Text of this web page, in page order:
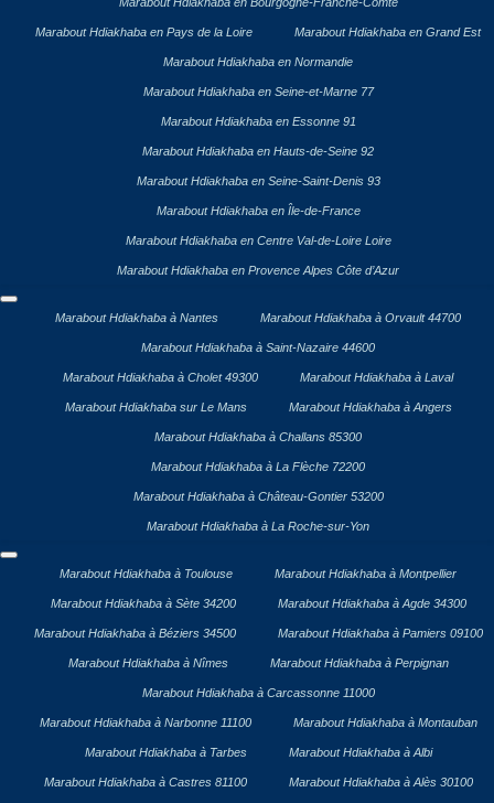
Marabout Hdiakhaba en Pays de la Loire Marabout Hdiakhaba en Grand Est
Marabout Hdiakhaba en Normandie
Marabout Hdiakhaba en Seine-et-Marne 77
Marabout Hdiakhaba en Essonne 91
Marabout Hdiakhaba en Hauts-de-Seine 92
Marabout Hdiakhaba en Seine-Saint-Denis 93
Marabout Hdiakhaba en Île-de-France
Marabout Hdiakhaba en Centre Val-de-Loire Loire
Marabout Hdiakhaba en Provence Alpes Côte d’Azur
Marabout Hdiakhaba à Nantes Marabout Hdiakhaba à Orvault 44700
Marabout Hdiakhaba à Saint-Nazaire 44600
Marabout Hdiakhaba à Cholet 49300 Marabout Hdiakhaba à Laval
Marabout Hdiakhaba sur Le Mans Marabout Hdiakhaba à Angers
Marabout Hdiakhaba à Challans 85300
Marabout Hdiakhaba à La Flèche 72200
Marabout Hdiakhaba à Château-Gontier 53200
Marabout Hdiakhaba à La Roche-sur-Yon
Marabout Hdiakhaba à Toulouse Marabout Hdiakhaba à Montpellier
Marabout Hdiakhaba à Sète 34200 Marabout Hdiakhaba à Agde 34300
Marabout Hdiakhaba à Béziers 34500 Marabout Hdiakhaba à Pamiers 09100
Marabout Hdiakhaba à Nîmes Marabout Hdiakhaba à Perpignan
Marabout Hdiakhaba à Carcassonne 11000
Marabout Hdiakhaba à Narbonne 11100 Marabout Hdiakhaba à Montauban
Marabout Hdiakhaba à Tarbes Marabout Hdiakhaba à Albi
Marabout Hdiakhaba à Castres 81100 Marabout Hdiakhaba à Alès 30100